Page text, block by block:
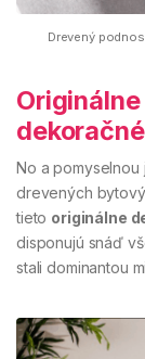
Drevený
No a pomyselnou
drevených
tieto originálne
disponujú snáď
stali dominantou